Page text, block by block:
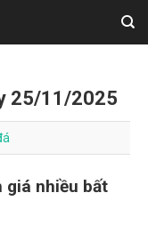
25/11/2025
giá nhiều bất